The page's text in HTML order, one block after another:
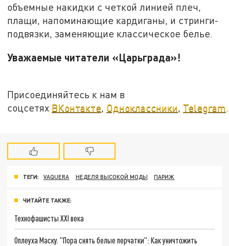
объемные накидки с четкой линией плеч,
плащи, напоминающие кардиганы, и стринги-
подвязки, заменяющие классическое белье.
Уважаемые читатели «Царьграда»!
Присоединяйтесь к нам в
соцсетях ВКонтакте, Одноклассники, Telegram.
ТЕГИ: VAQUERA НЕДЕЛЯ ВЫСОКОЙ МОДЫ ПАРИЖ
ЧИТАЙТЕ ТАКЖЕ:
Технофашисты XXI века
Оплеуха Маску. "Пора снять белые перчатки": Как уничтожить